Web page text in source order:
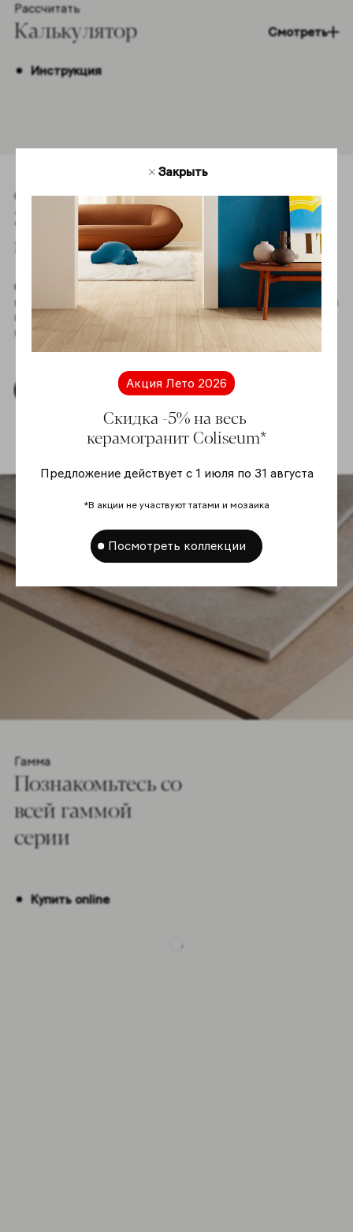
Рассчитать
Калькулятор
Инструкция
Смотреть
Создавайте вместе с нами
Здесь начинаются
ваши проекты
Откройте мир безграничных дизайнерских
возможностей! Скачайте текстуры коллекций Coliseum
в высоком разрешении для создания вдохновляющих
проектов вместе с нами.
Скачать текстуры
Гамма
Познакомьтесь co
всей гаммой
серии
Купить online
Закрыть
Акция Лето 2026
Скидка -5% на весь
керамогранит Coliseum*
Предложение действует с 1 июля по 31 августа
*В акции не участвуют татами и мозаика
Посмотреть коллекции